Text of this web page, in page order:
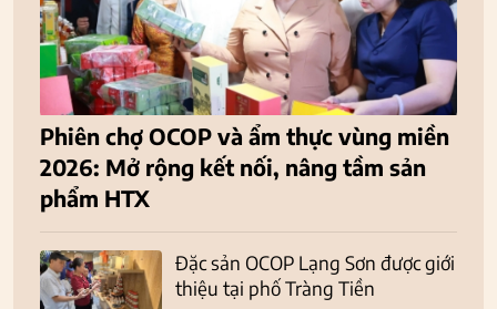
Phiên chợ OCOP và ẩm thực vùng miền
2026: Mở rộng kết nối, nâng tầm sản
phẩm HTX
Đặc sản OCOP Lạng Sơn được giới
thiệu tại phố Tràng Tiền